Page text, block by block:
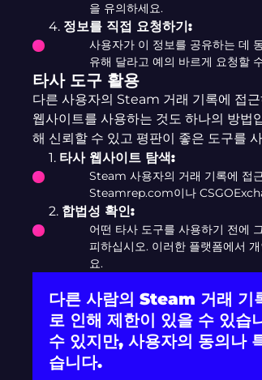
을 유의하세요.
4. 정보를 직접 요청하기:
사용자가 이 정보를 공유하는 데
유해 달라고 예의 바르게 요청할
타사 도구 활용
다른 사용자의 Steam 거래 기록에 접
웹사이트를 사용하는 것도 하나의 방법
해 신뢰할 수 있고 평판이 좋은 도구를
1. 타사 웹사이트 탐색:
Steam 사용자의 거래 기록에 접
Steamrep.com이나
2. 합법성 확인:
어떤 타사 도구를 사용하기 전에
피하십시오. 이러한 플랫폼에서
요.
다른 사람의 Steam 거래 기
로 인해 제한이 있을 수 있습
수 있지만, 사용자의 동의나
습니다.